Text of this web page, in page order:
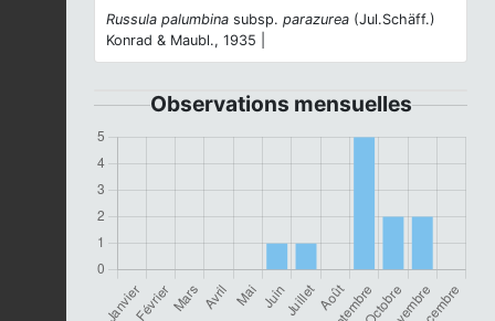
Russula palumbina subsp. parazurea (Jul.Schäff.)
Konrad & Maubl., 1935 |
Observations mensuelles